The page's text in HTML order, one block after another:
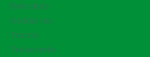
Retraités
Solidaires
Tracts
Trésorerie